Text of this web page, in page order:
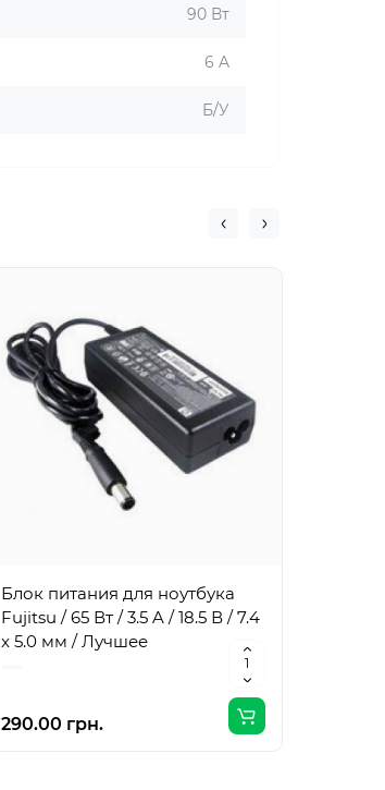
90 Вт
6 A
Б/У
Блок питания для ноутбука
Fujitsu / 65 Вт / 3.5 A / 18.5 В / 7.4
x 5.0 мм / Лучшее
290.00 грн.